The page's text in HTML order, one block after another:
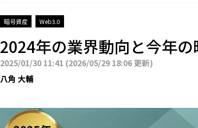
暗号資産 Web3.0
2024年の業界動向と今年
2025/01/30 11:41 (2026/05/29 18:06 更新)
八角 大輔